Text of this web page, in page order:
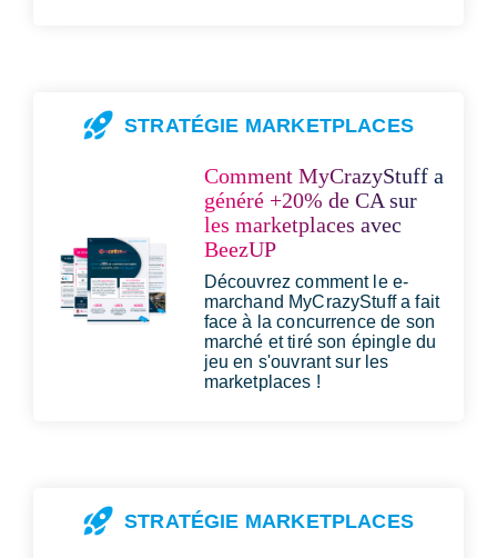
STRATÉGIE MARKETPLACES
Comment MyCrazyStuff a
généré +20% de CA sur
les marketplaces avec
BeezUP
Découvrez comment le e-
marchand MyCrazyStuff a fait
face à la concurrence de son
marché et tiré son épingle du
jeu en s'ouvrant sur les
marketplaces !
STRATÉGIE MARKETPLACES